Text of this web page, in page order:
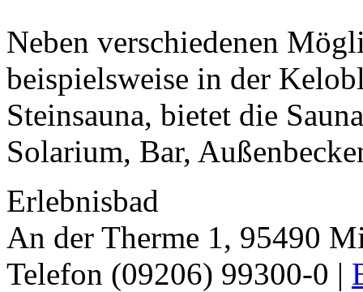
Neben verschiedenen
beispielsweise in der
Steinsauna, bietet die
Solarium, Bar,
Erlebnisbad
An der Therme 1, 95490
Telefon (09206) 99300-0 |